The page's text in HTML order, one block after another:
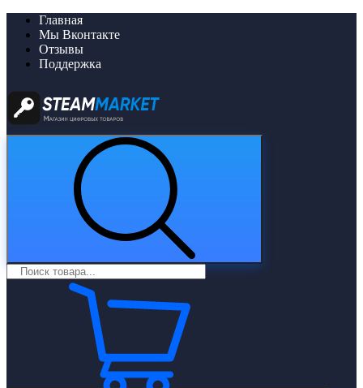
Главная
Мы Вконтакте
Отзывы
Поддержка